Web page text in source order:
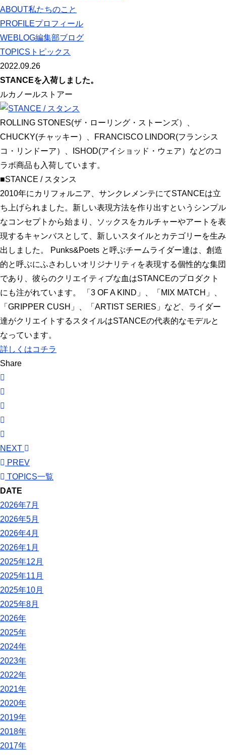
ABOUT私たちのこと
PROFILEプロフィール
WEBLOG編集部ブログ
TOPICS トピックス
2022.09.26
STANCEを入荷しました。
ルカノールストアー
ROLLING STONES(ザ・ローリング・ストーンズ）、
CHUCKY(チャッキー）、FRANCISCO LINDOR(フランシス
コ・リンドーア）、ISHOD(アイショッド・ウェア）などのコ
ラボ商品も入荷しています。
■STANCE / スタンス
2010年にカリフォルニア、サンクレメンテにてSTANCEは立
ち上げられました。新しい表現方法を作り出すというシンプル
なコンセプトから始まり、ソックスをカルチャーやアートを表
現するキャンバスとして、新しいスタイルとカテゴリーを生み
出しました。 Punks&Poets と呼ぶチームライダー達は、創造
的と呼ぶにふさわしいオリジナリティを表現する個性的な集団
であり、彼らのクリエイティブな血はSTANCEのプロダクト
にも注がれています。 「3 OF A KIND」、「MIX MATCH」、
「GRIPPER CUSH」、「ARTIST SERIES」など、ライダー
達がクリエイトするスタイルはSTANCEの代表的なモデルと
なっています。
詳しくはコチラ
Share
NEXT
PREV
TOPICS一覧
DATE
2026年7月
2026年5月
2026年4月
2026年1月
2025年12月
2025年11月
2025年10月
2025年8月
2026年
2025年
2024年
2023年
2022年
2021年
2020年
2019年
2018年
2017年